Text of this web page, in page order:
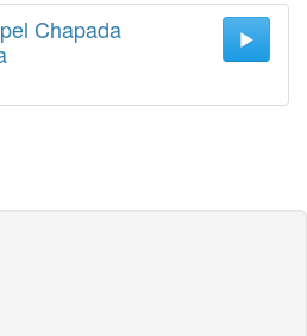
Chapada